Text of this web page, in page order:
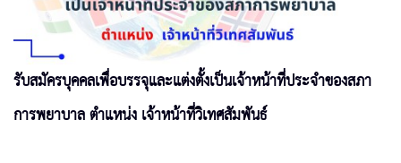
รับสมัครบุคคลเพื่อบรรจุและแต่งตั้งเป็นเจ้าหน้าที่ประจำของสภา
การพยาบาล ตำแหน่ง เจ้าหน้าที่วิเทศสัมพันธ์